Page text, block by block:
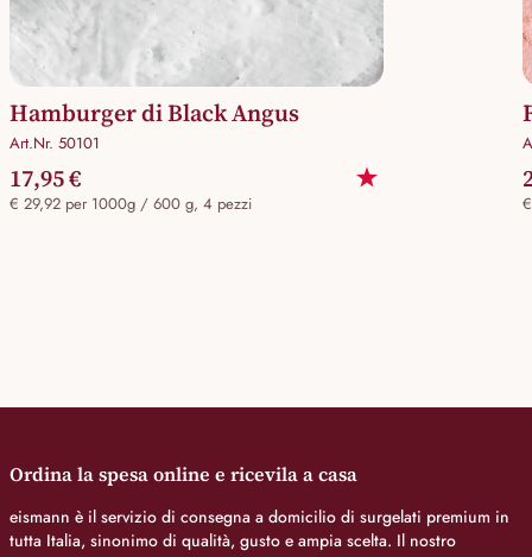
Hamburger di Black Angus
Art.Nr. 50101
17,95 €
€ 29,92 per 1000g / 600 g, 4 pezzi
Ordina la spesa online e ricevila a casa
eismann è il servizio di consegna a domicilio di surgelati premium in
tutta Italia, sinonimo di qualità, gusto e ampia scelta. Il nostro